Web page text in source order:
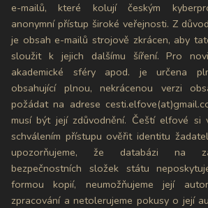
e-mailů, které kolují českým
anonymní přístup široké veřejnosti. Z
je obsah e-mailů strojově zkrácen, aby
sloužit k jejich dalšímu šíření. Pro
akademické sféry apod. je určena
obsahující plnou, nekrácenou verzi
požádat na adrese
musí být její zdůvodnění. Čeští elfové si
schválením přístupu ověřit identitu
upozorňujeme, že databázi na
bezpečnostních složek státu
formou kopií, neumožňujeme její
zpracování a netolerujeme pokusy o její